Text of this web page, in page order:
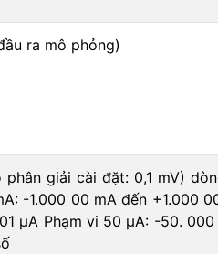
ra mô phỏng)
giải cài đặt: 0,1 mV)
-1.000 00 mA đến +1.000
μA Phạm vi 50 μA: -50.